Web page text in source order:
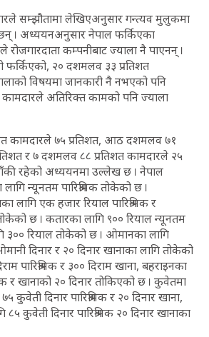
सम्झौतामा लेखिएअनुसार गन्त्यव मुलुकमा
। अध्ययनअनुसार नेपाल फर्किएका
रोजगारदाता कम्पनीबाट ज्याला नै पाएनन् ।
फर्किएको, २० दशमलव ३३ प्रतिशत
विषयमा जानकारी नै नभएको पनि
कामदारले अतिरिक्त कामको पनि ज्याला
कामदारले ७५ प्रतिशत, आठ दशमलव ७१
र ७ दशमलव ८८ प्रतिशत कामदारले २५
रहेको अध्ययनमा उल्लेख छ । नेपाल
न्यूनतम पारिश्रमिक तोकेको छ ।
एक हजार रियाल पारिश्रमिक र
छ । कतारका लागि ९०० रियाल न्यूनतम
३०० रियाल तोकेको छ । ओमानका लागि
दिनार र २० दिनार खानाका लागि तोकेको
पारिश्रमिक र ३०० दिराम खाना, बहराइनका
र खानाको २० दिनार तोकिएको छ । कुवेतमा
कुवेती दिनार पारिश्रमिक र २० दिनार खाना,
कुवेती दिनार पारिश्रमिक २० दिनार खानाका